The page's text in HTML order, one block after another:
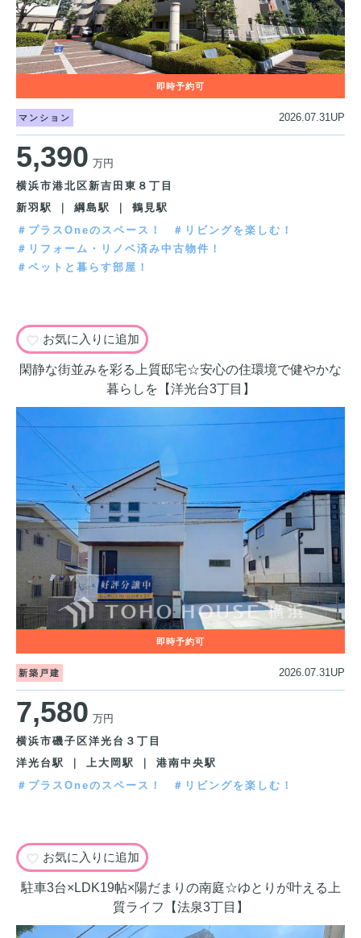
マンション 2026.07.31UP
5,390 万円
横浜市港北区新吉田東８丁目
新羽駅 ｜ 綱島駅 ｜ 鶴見駅
＃プラスOneのスペース！
＃リビングを楽しむ！
＃リフォーム・リノベ済み中古物件！
＃ペットと暮らす部屋！
お気に入りに追加
閑静な街並みを彩る上質邸宅☆安心の住環境で健やかな
暮らしを【洋光台3丁目】
新築戸建 2026.07.31UP
7,580 万円
横浜市磯子区洋光台３丁目
洋光台駅 ｜ 上大岡駅 ｜ 港南中央駅
＃プラスOneのスペース！
＃リビングを楽しむ！
お気に入りに追加
駐車3台×LDK19帖×陽だまりの南庭☆ゆとりが叶える上
質ライフ【法泉3丁目】